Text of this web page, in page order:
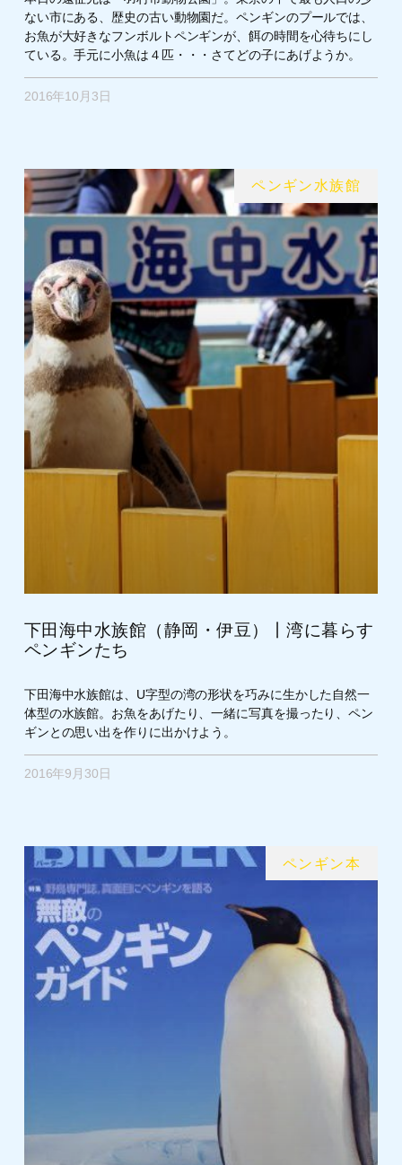
ない市にある、歴史の古い動物園だ。ペンギンのプールでは、
お魚が大好きなフンボルトペンギンが、餌の時間を心待ちにし
ている。手元に小魚は４匹・・・さてどの子にあげようか。
2016年10月3日
ペンギン水族館
下田海中水族館（静岡・伊豆）丨湾に暮らす
ペンギンたち
下田海中水族館は、U字型の湾の形状を巧みに生かした自然一
体型の水族館。お魚をあげたり、一緒に写真を撮ったり、ペン
ギンとの思い出を作りに出かけよう。
2016年9月30日
ペンギン本